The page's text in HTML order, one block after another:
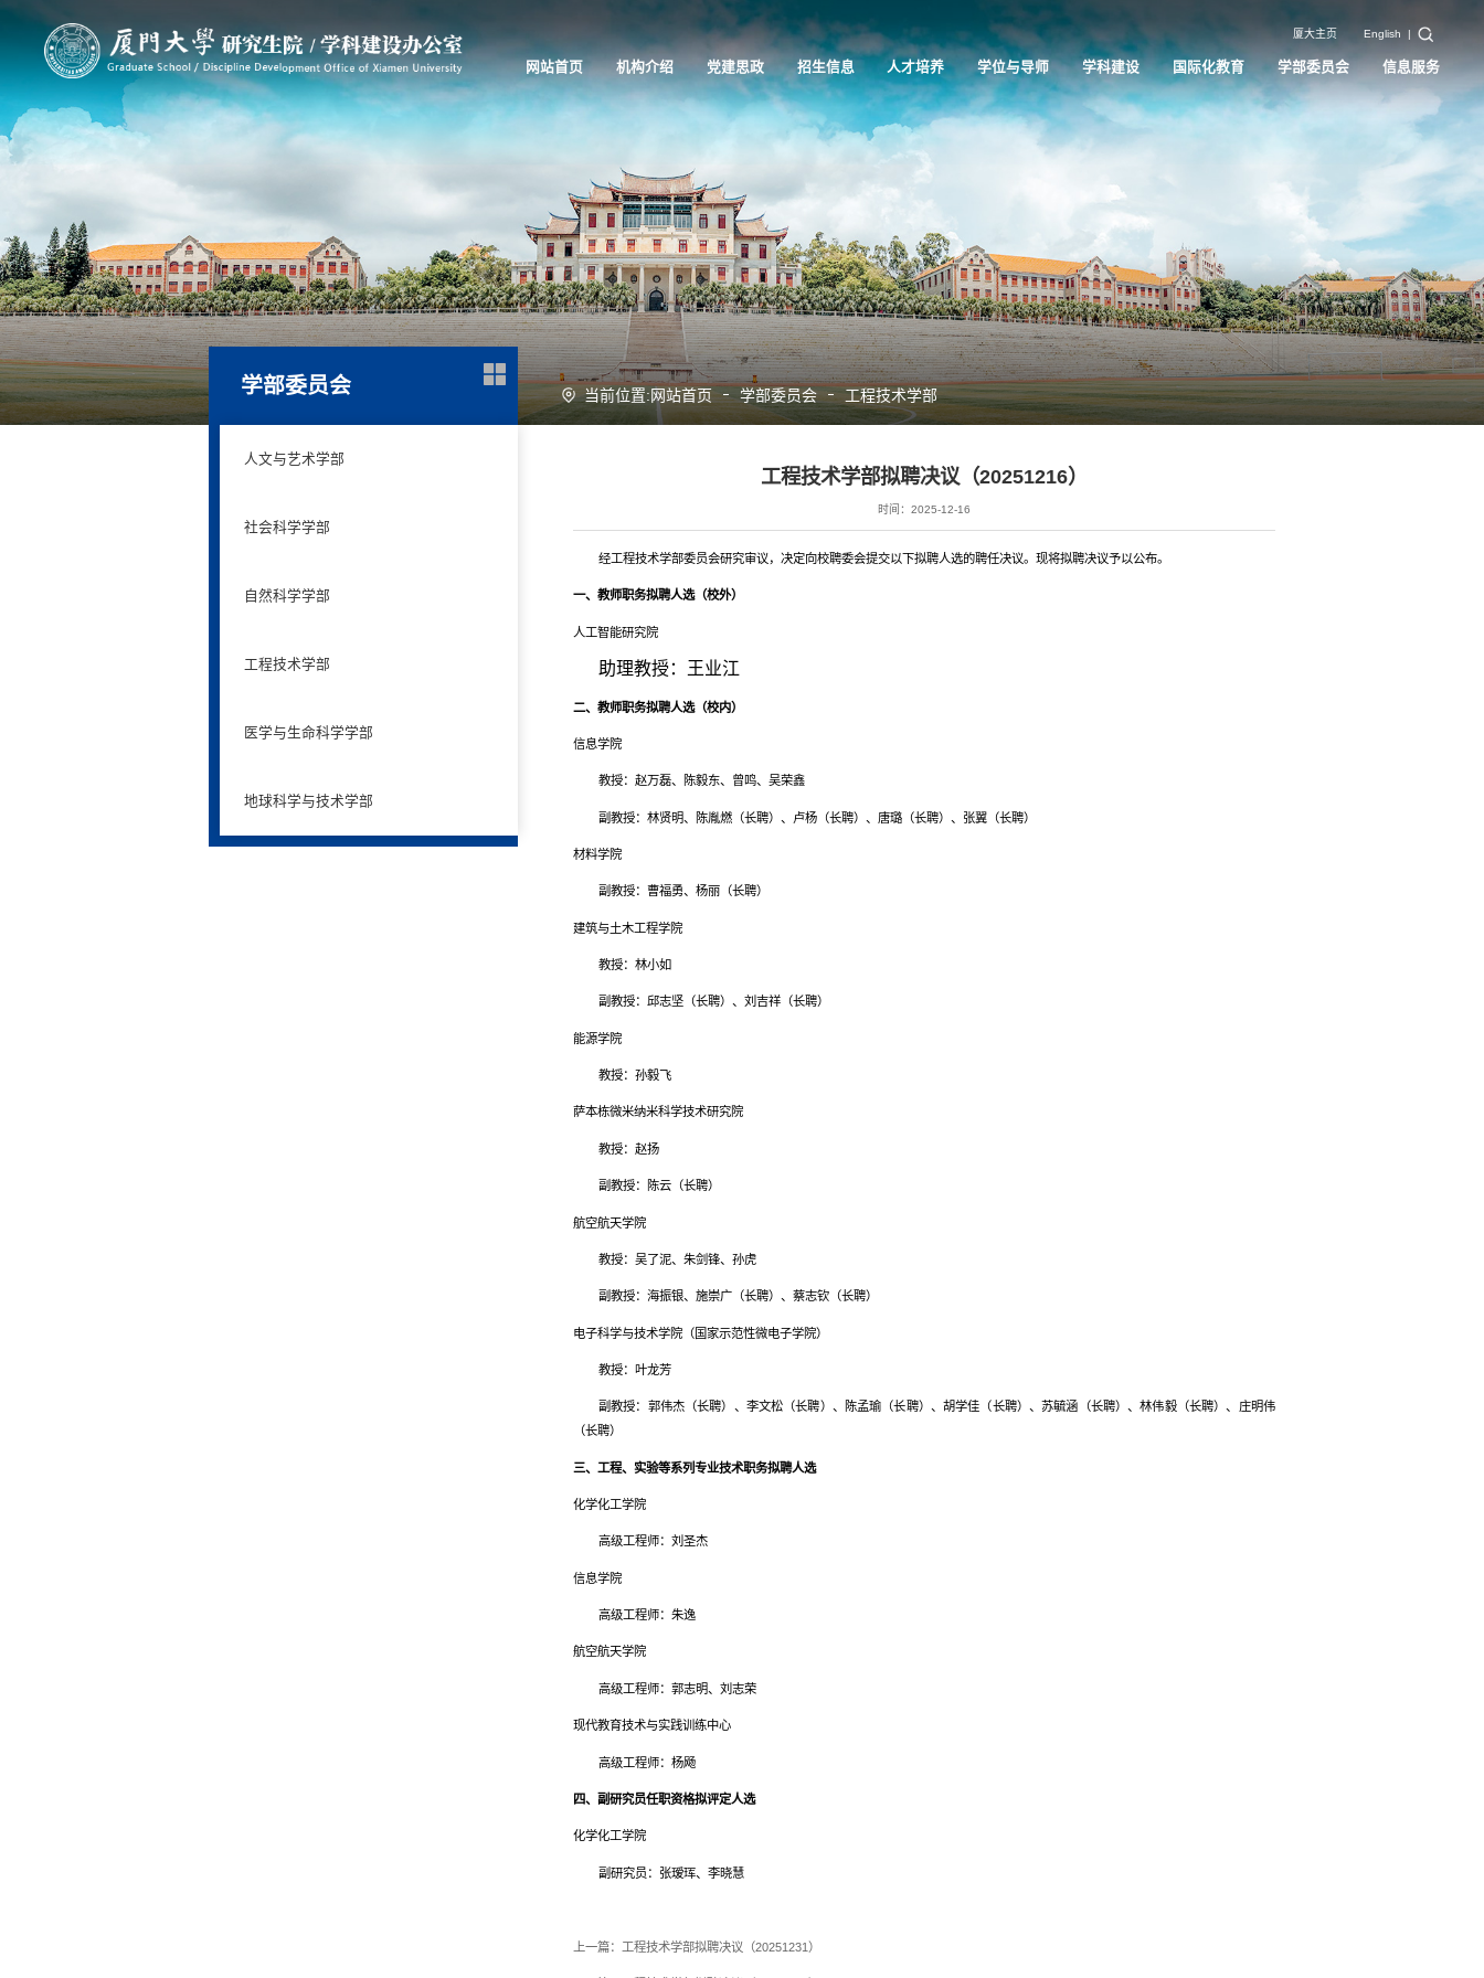
厦大主页 English |
网站首页 机构介绍 党建思政 招生信息 人才培养 学位与导师 学科建设 国际化教育 学部委员会 信息服务
当前位置:网站首页 学部委员会 工程技术学部
学部委员会
人文与艺术学部
社会科学学部
自然科学学部
工程技术学部
医学与生命科学学部
地球科学与技术学部
工程技术学部拟聘决议（20251216）
时间：2025-12-16
经工程技术学部委员会研究审议，决定向校聘委会提交以下拟聘人选的聘任决议。现将拟聘决议予以公布。
一、教师职务拟聘人选（校外）
人工智能研究院
助理教授：王业江
二、教师职务拟聘人选（校内）
信息学院
教授：赵万磊、陈毅东、曾鸣、吴荣鑫
副教授：林贤明、陈胤燃（长聘）、卢杨（长聘）、唐璐（长聘）、张翼（长聘）
材料学院
副教授：曹福勇、杨丽（长聘）
建筑与土木工程学院
教授：林小如
副教授：邱志坚（长聘）、刘吉祥（长聘）
能源学院
教授：孙毅飞
萨本栋微米纳米科学技术研究院
教授：赵扬
副教授：陈云（长聘）
航空航天学院
教授：吴了泥、朱剑锋、孙虎
副教授：海振银、施崇广（长聘）、蔡志钦（长聘）
电子科学与技术学院（国家示范性微电子学院）
教授：叶龙芳
副教授：郭伟杰（长聘）、李文松（长聘）、陈孟瑜（长聘）、胡学佳（长聘）、苏毓涵（长聘）、林伟毅（长聘）、庄明伟
（长聘）
三、工程、实验等系列专业技术职务拟聘人选
化学化工学院
高级工程师：刘圣杰
信息学院
高级工程师：朱逸
航空航天学院
高级工程师：郭志明、刘志荣
现代教育技术与实践训练中心
高级工程师：杨飏
四、副研究员任职资格拟评定人选
化学化工学院
副研究员：张瑷珲、李晓慧
上一篇： 工程技术学部拟聘决议（20251231）